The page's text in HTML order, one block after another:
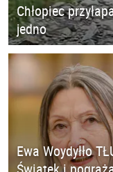
Chłopiec
jedno
Ewa Woydyłło